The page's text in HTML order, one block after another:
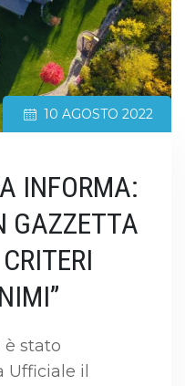
10 AGOSTO 2022
INFORMA:
GAZZETTA
è stato
Ufficiale il